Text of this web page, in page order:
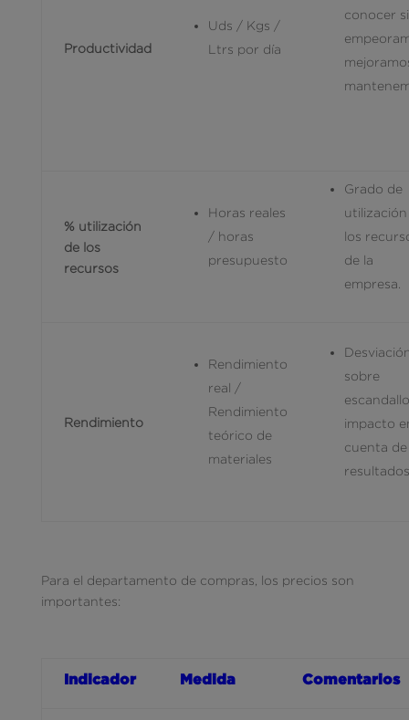
Productividad
Uds / Kgs /
Ltrs por día
conocer si
% utilización
de los
recursos
Horas reales
/ horas
presupuesto
Grado de
utilización
los
de la
empresa.
Rendimiento
Rendimiento
real /
Rendimiento
teórico de
materiales
sobre
impacto
cuenta de
resultados
Para el departamento de compras, los precios son
importantes:
Indicador Medida Comentarios